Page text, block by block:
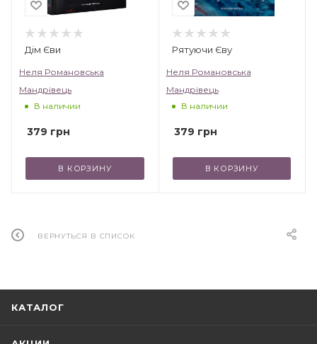
Инжире.
Дім Єви
Неля Романовська
Мандрівець
В наличии
379 грн
В КОРЗИНУ
Рятуючи Єву
Неля Романовська
Мандрівець
В наличии
379 грн
В КОРЗИНУ
ВЕРНУТЬСЯ В СПИСОК
КАТАЛОГ